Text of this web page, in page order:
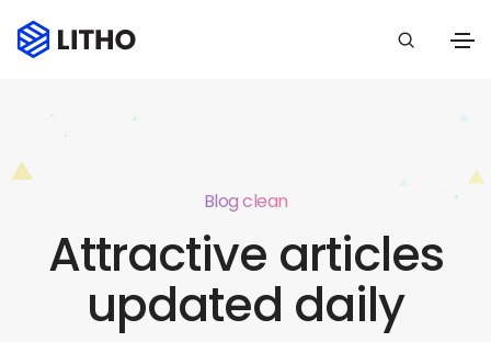
Blog clean
Attractive articles
updated daily